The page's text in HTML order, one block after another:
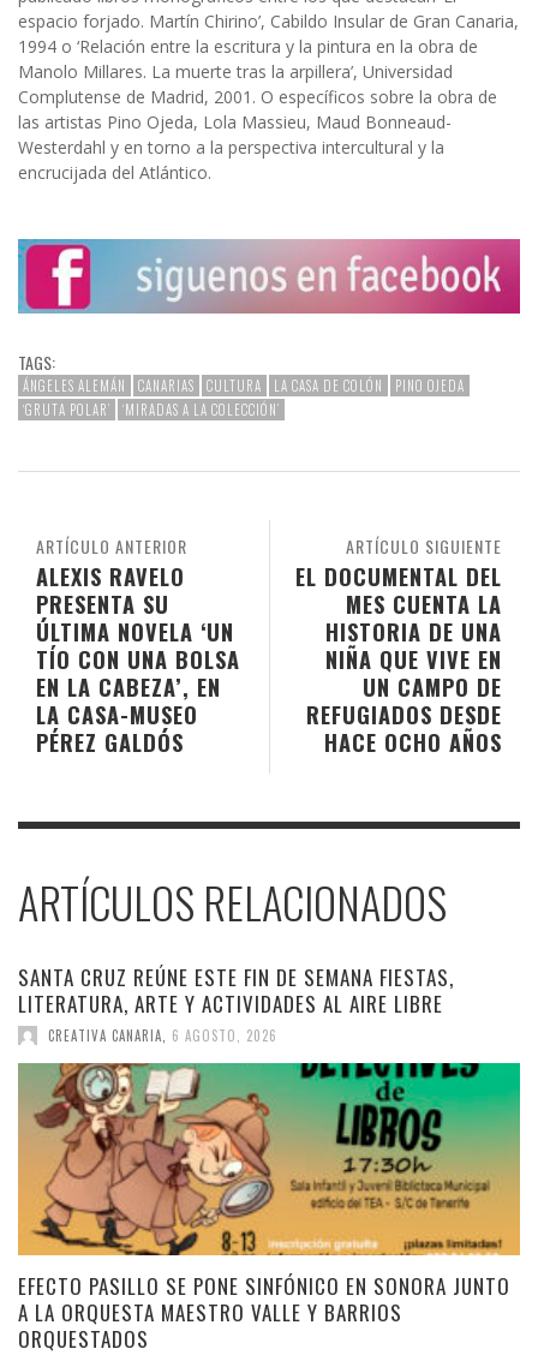
espacio forjado. Martín Chirino’, Cabildo Insular de Gran Canaria,
1994 o ‘Relación entre la escritura y la pintura en la obra de
Manolo Millares. La muerte tras la arpillera’, Universidad
Complutense de Madrid, 2001. O específicos sobre la obra de
las artistas Pino Ojeda, Lola Massieu, Maud Bonneaud-
Westerdahl y en torno a la perspectiva intercultural y la
encrucijada del Atlántico.
TAGS:
ÁNGELES ALEMÁN CANARIAS CULTURA LA CASA DE COLÓN
PINO OJEDA
‘GRUTA POLAR’
‘MIRADAS A LA COLECCIÓN’
ARTÍCULO SIGUIENTE
EL DOCUMENTAL DEL
MES CUENTA LA
HISTORIA DE UNA
NIÑA QUE VIVE EN
UN CAMPO DE
REFUGIADOS DESDE
HACE OCHO AÑOS
ARTÍCULO ANTERIOR
ALEXIS RAVELO
PRESENTA SU
ÚLTIMA NOVELA ‘UN
TÍO CON UNA BOLSA
EN LA CABEZA’, EN
LA CASA-MUSEO
PÉREZ GALDÓS
ARTÍCULOS RELACIONADOS
SANTA CRUZ REÚNE ESTE FIN DE SEMANA FIESTAS,
LITERATURA, ARTE Y ACTIVIDADES AL AIRE LIBRE
CREATIVA CANARIA 6 AGOSTO, 2026
EFECTO PASILLO SE PONE SINFÓNICO EN SONORA JUNTO
A LA ORQUESTA MAESTRO VALLE Y BARRIOS
ORQUESTADOS